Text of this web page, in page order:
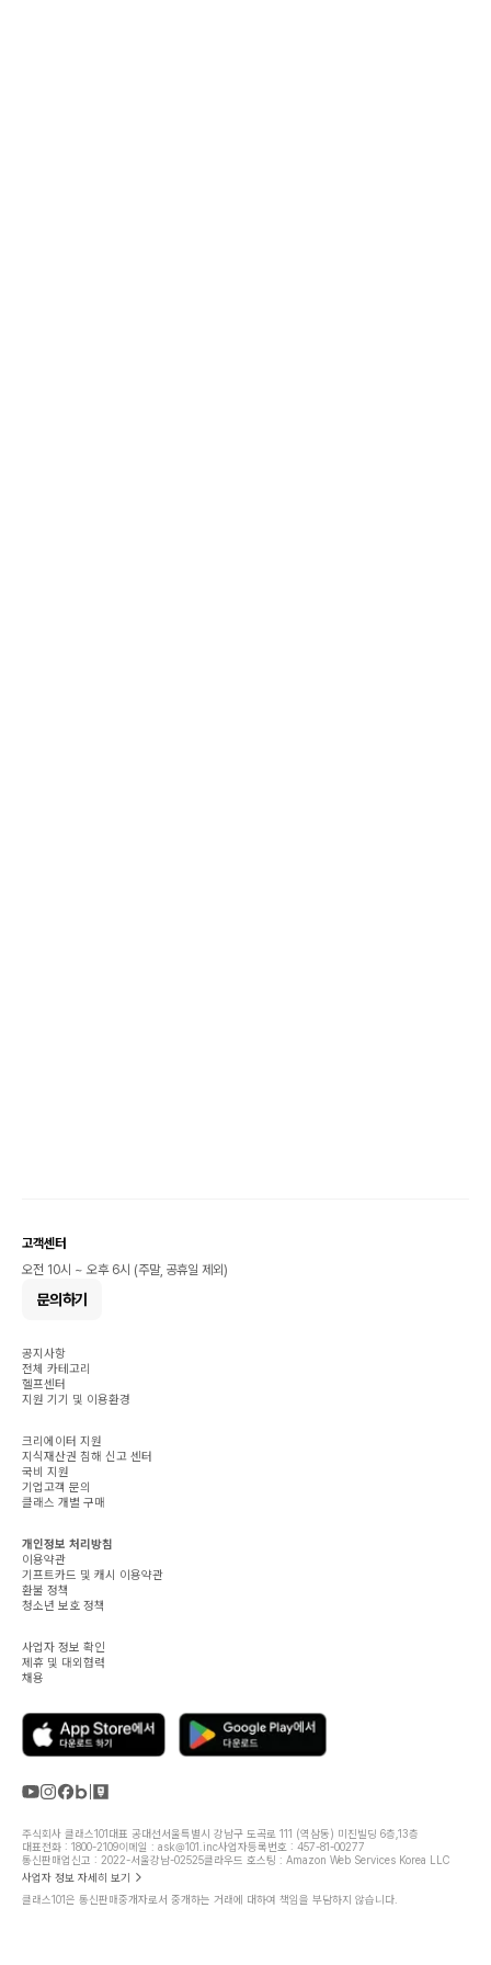
고객센터
오전 10시 ~ 오후 6시 (주말, 공휴일 제외)
문의하기
공지사항
전체 카테고리
헬프센터
지원 기기 및 이용환경
크리에이터 지원
지식재산권 침해 신고 센터
국비 지원
기업고객 문의
클래스 개별 구매
개인정보 처리방침
이용약관
기프트카드 및 캐시 이용약관
환불 정책
청소년 보호 정책
사업자 정보 확인
제휴 및 대외협력
채용
주식회사 클래스101대표 공대선서울특별시 강남구 도곡로 111 (역삼동) 미진빌딩 6층,13층
대표전화 : 1800-2109이메일 : ask@101.inc사업자등록번호 : 457-81-00277
통신판매업신고 : 2022-서울강남-02525클라우드 호스팅 : Amazon Web Services Korea LLC
사업자 정보 자세히 보기
클래스101은 통신판매중개자로서 중개하는 거래에 대하여 책임을 부담하지 않습니다.